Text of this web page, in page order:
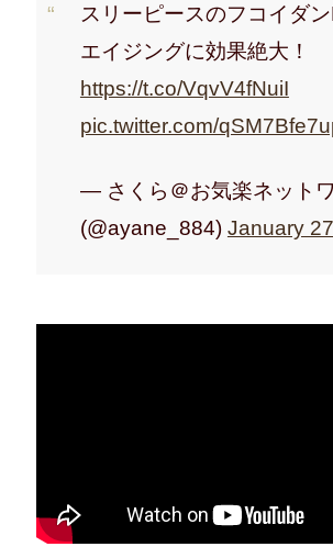
スリーピースのフコイダ
エイジングに効果絶大！
https://t.co/VqvV4fNuiI
pic.twitter.com/
— さくら＠お気楽ネット
(@ayane_884) January